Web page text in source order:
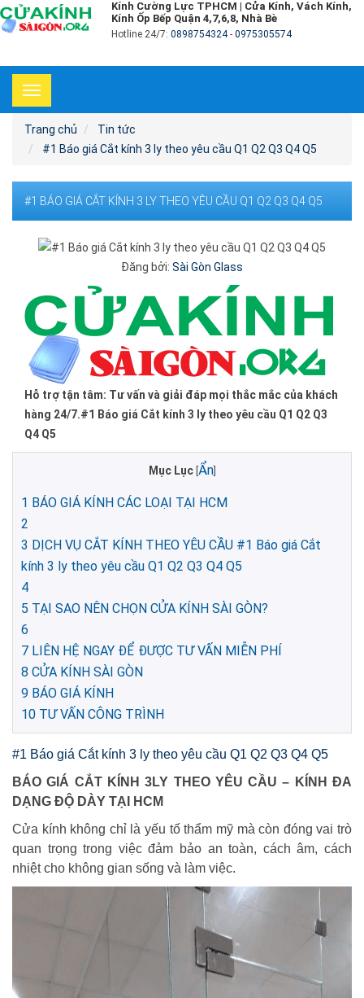
Kính Cường Lực TPHCM | Cửa Kính, Vách Kính,
Kính Ốp Bếp Quận 4,7,6,8, Nhà Bè
Hotline 24/7: 0898754324- 0975305574
Toggle
navigation
Trang chủ
Tin tức
#1 Báo giá Cắt kính 3 ly theo yêu cầu Q1 Q2 Q3 Q4 Q5
#1 BÁO GIÁ CẮT KÍNH 3 LY THEO YÊU CẦU Q1 Q2 Q3 Q4 Q5
Đăng bởi: Sài Gòn Glass
Hỗ trợ tận tâm: Tư vấn và giải đáp mọi thắc mắc của khách
hàng 24/7.#1 Báo giá Cắt kính 3 ly theo yêu cầu Q1 Q2 Q3
Q4 Q5
Mục Lục Ẩn]
1 BÁO GIÁ KÍNH CÁC LOẠI TẠI HCM
2
3 DỊCH VỤ CẮT KÍNH THEO YÊU CẦU #1 Báo giá Cắt
kính 3 ly theo yêu cầu Q1 Q2 Q3 Q4 Q5
4
5 TẠI SAO NÊN CHỌN CỬA KÍNH SÀI GÒN?
6
7 LIÊN HỆ NGAY ĐỂ ĐƯỢC TƯ VẤN MIỄN PHÍ
8 CỬA KÍNH SÀI GÒN
9 BÁO GIÁ KÍNH
10 TƯ VẤN CÔNG TRÌNH
#1 Báo giá Cắt kính 3 ly theo yêu cầu Q1 Q2 Q3 Q4 Q5
BÁO GIÁ CẮT KÍNH 3LY THEO YÊU CẦU – KÍNH ĐA
DẠNG ĐỘ DÀY TẠI HCM
Cửa kính không chỉ là yếu tố thẩm mỹ mà còn đóng vai trò
quan trọng trong việc đảm bảo an toàn, cách âm, cách
nhiệt cho không gian sống và làm việc.